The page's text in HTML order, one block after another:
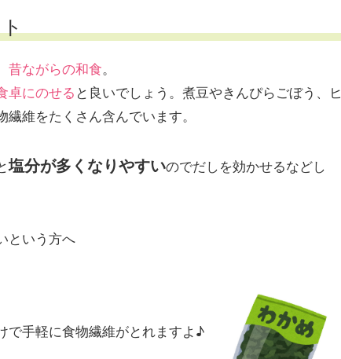
昔ながらの和食。
卓にのせる と良いでしょう。煮豆やきんぴらごぼう、ヒ
維をたくさん含んでいます。
塩分が多くなりやすいのでだしを効かせるなどし
という方へ
で手軽に食物繊維がとれますよ♪